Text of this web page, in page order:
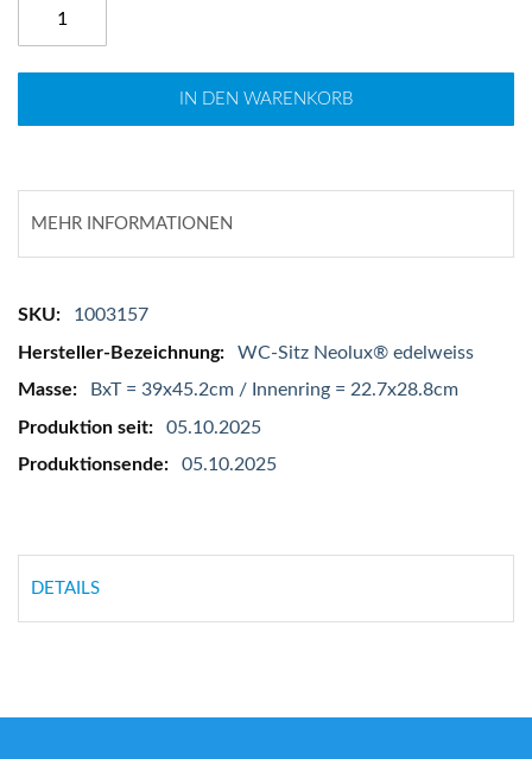
IN DEN WARENKORB
MEHR INFORMATIONEN
Mehr
Informationen
1003157
WC-Sitz Neolux® edelweiss
BxT = 39x45.2cm / Innenring = 22.7x28.8cm
05.10.2025
05.10.2025
DETAILS